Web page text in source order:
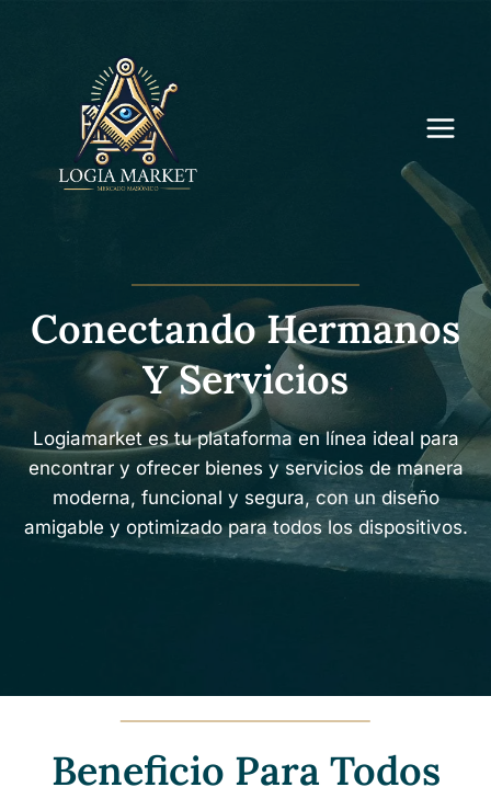
Conectando Hermanos
Y Servicios
Logiamarket es tu plataforma en línea ideal para
encontrar y ofrecer bienes y servicios de manera
moderna, funcional y segura, con un diseño
amigable y optimizado para todos los dispositivos.
Beneficio Para Todos